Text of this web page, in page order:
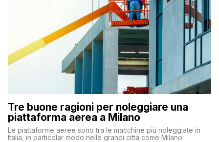
Tre buone ragioni per noleggiare una
piattaforma aerea a Milano
Le piattaforme aeree sono tra le macchine più noleggiate in
Italia, in particolar modo nelle grandi città come Milano